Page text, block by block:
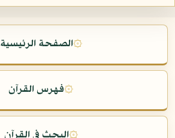
۞الصفحة الرئيسية
۞فهرس القرآن